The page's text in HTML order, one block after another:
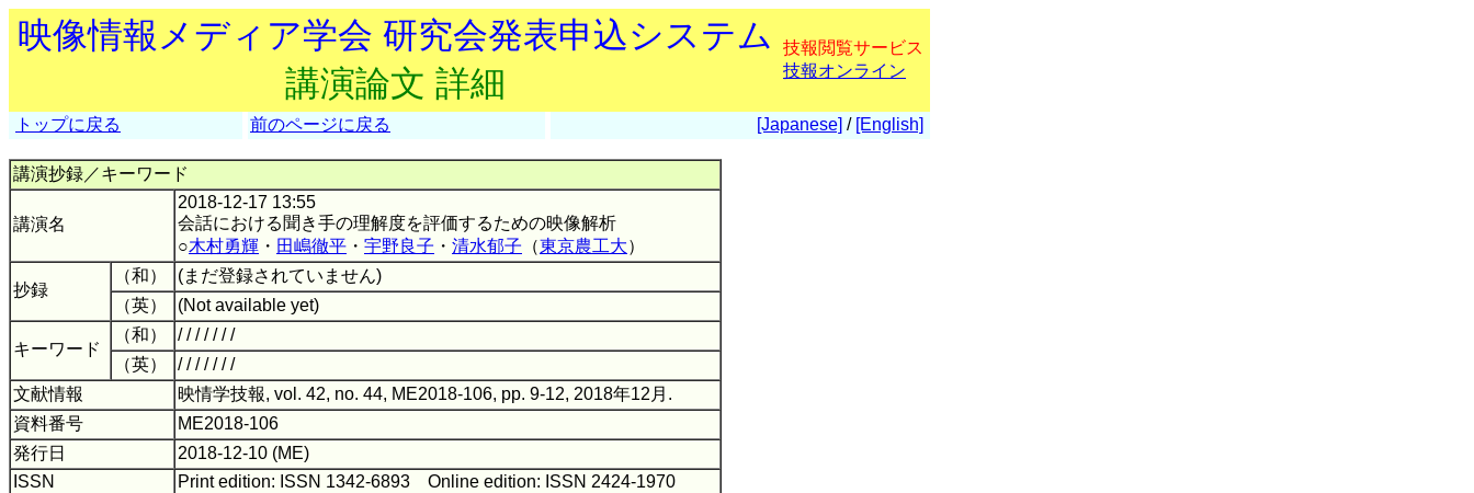
映像情報メディア学会 研究会発表申込システム
講演論文 詳細
技報閲覧サービス
技報オンライン
トップに戻る 前のページに戻る [Japanese] / [English]
講演抄録／キーワード
講演名
2018-12-17 13:55
会話における聞き手の理解度を評価するための映像解析
○木村勇輝 ・ 田嶋徹平 ・ 宇野良子 ・ 清水郁子 （東京農工大）
抄録
（和）
(まだ登録されていません)
（英）
(Not available yet)
キーワード
（和）
/ / / / / / /
（英）
/ / / / / / /
文献情報
映情学技報, vol. 42, no. 44, ME2018-106, pp. 9-12, 2018年12月.
資料番号
ME2018-106
発行日
2018-12-10 (ME)
ISSN
Print edition: ISSN 1342-6893 Online edition: ISSN 2424-1970